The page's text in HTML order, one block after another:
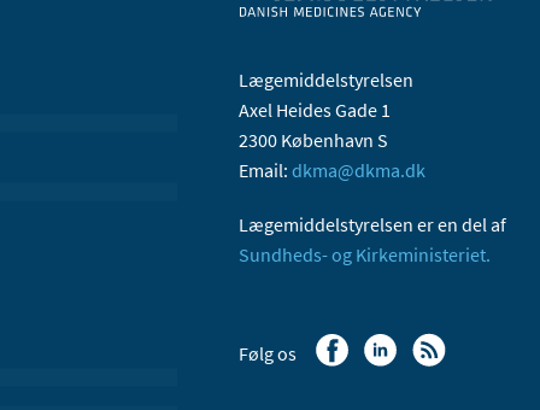
Lægemiddelstyrelsen
Axel Heides Gade 1
2300 København S
Email: dkma@dkma.dk
Lægemiddelstyrelsen er en del af
Sundheds- og Kirkeministeriet.
Følg os